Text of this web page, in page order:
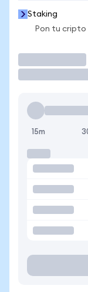
Staking
Pon tu
15m